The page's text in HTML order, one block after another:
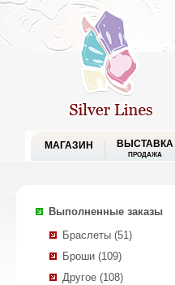
МАГАЗИН ВЫСТАВКА
ПРОДАЖА
Выполненные заказы
Браслеты (51)
Броши (109)
Другое (108)